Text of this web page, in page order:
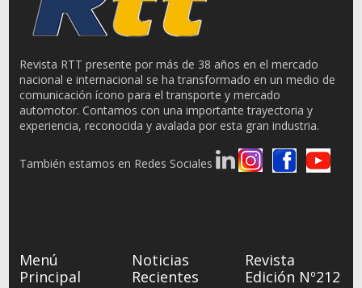
Revista RTT presente por más de 38 años en el mercado
nacional e internacional se ha transformado en un medio de
comunicación ícono para el transporte y mercado
automotor. Contamos con una importante trayectoria y
experiencia, reconocida y avalada por esta gran industria.
También estamos en Redes Sociales
Menú
Principal
Noticias
Recientes
Revista
Edición Nº212